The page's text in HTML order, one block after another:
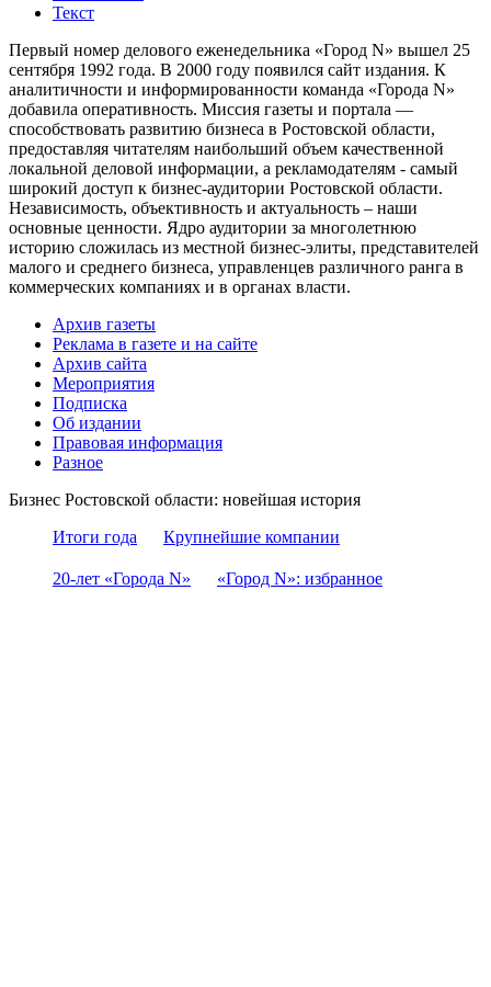
Текст
Первый номер делового еженедельника «Город N» вышел 25
сентября 1992 года. В 2000 году появился сайт издания. К
аналитичности и информированности команда «Города N»
добавила оперативность. Миссия газеты и портала —
способствовать развитию бизнеса в Ростовской области,
предоставляя читателям наибольший объем качественной
локальной деловой информации, а рекламодателям - самый
широкий доступ к бизнес-аудитории Ростовской области.
Независимость, объективность и актуальность – наши
основные ценности. Ядро аудитории за многолетнюю
историю сложилась из местной бизнес-элиты, представителей
малого и среднего бизнеса, управленцев различного ранга в
коммерческих компаниях и в органах власти.
Архив газеты
Реклама в газете и на сайте
Архив сайта
Мероприятия
Подписка
Об издании
Правовая информация
Разное
Бизнес Ростовской области: новейшая история
Итоги года
Крупнейшие компании
20-лет «Города N» «Город N»: избранное